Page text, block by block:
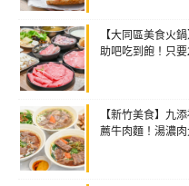
【大同區美食火
助吧吃到飽！只
【新竹美食】九
薦牛肉麵！湯濃